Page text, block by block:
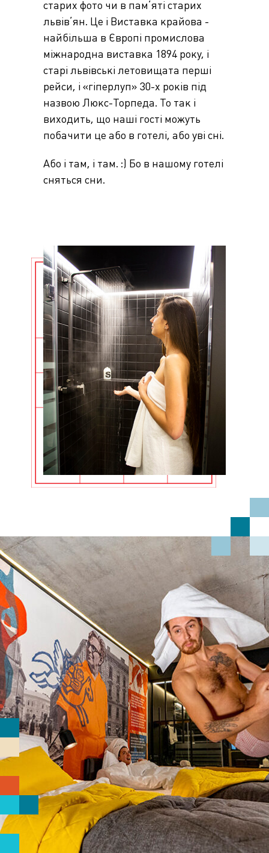
старих фото чи в пам’яті старих
львів’ян. Це і Виставка крайова -
найбільша в Європі промислова
міжнародна виставка 1894 року, і
старі львівські летовищата перші
рейси, і «гіперлуп» 30-х років під
назвою Люкс-Торпеда. То так і
виходить, що наші гості можуть
побачити це або в готелі, або уві сні.
Або і там, і там. :) Бо в нашому готелі
сняться сни.